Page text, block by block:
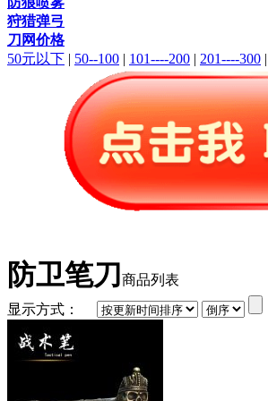
狩猎弹弓
刀网价格
50元以下 | 50--100 | 101----200 | 201----300 |
防卫笔刀 商品列表
显示方式：